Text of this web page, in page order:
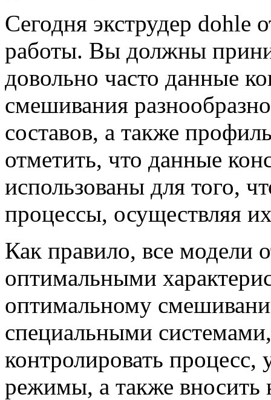
Сегодня экструдер dohle
работы. Вы должны
довольно часто данные
смешивания
составов, а также
отметить, что данные
использованы для того,
процессы, осуществляя
Как правило, все модели
оптимальными
оптимальному
специальными
контролировать процесс,
режимы, а также вносить